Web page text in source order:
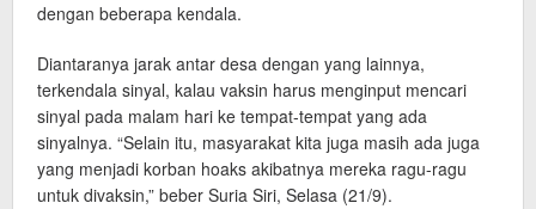
dengan beberapa kendala.
Diantaranya jarak antar desa dengan yang lainnya,
terkendala sinyal, kalau vaksin harus menginput mencari
sinyal pada malam hari ke tempat-tempat yang ada
sinyalnya. “Selain itu, masyarakat kita juga masih ada juga
yang menjadi korban hoaks akibatnya mereka ragu-ragu
untuk divaksin,” beber Suria Siri, Selasa (21/9).